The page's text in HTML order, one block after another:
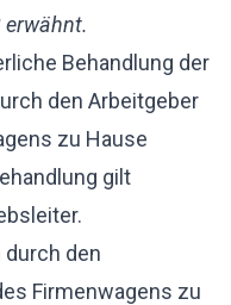
erwähnt.
Behandlung der
den Arbeitgeber
zu Hause
gilt
den
Firmenwagens zu